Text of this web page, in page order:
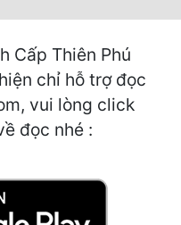
Cấp Thiên Phú
chỉ hỗ trợ đọc
vui lòng click
đọc nhé :